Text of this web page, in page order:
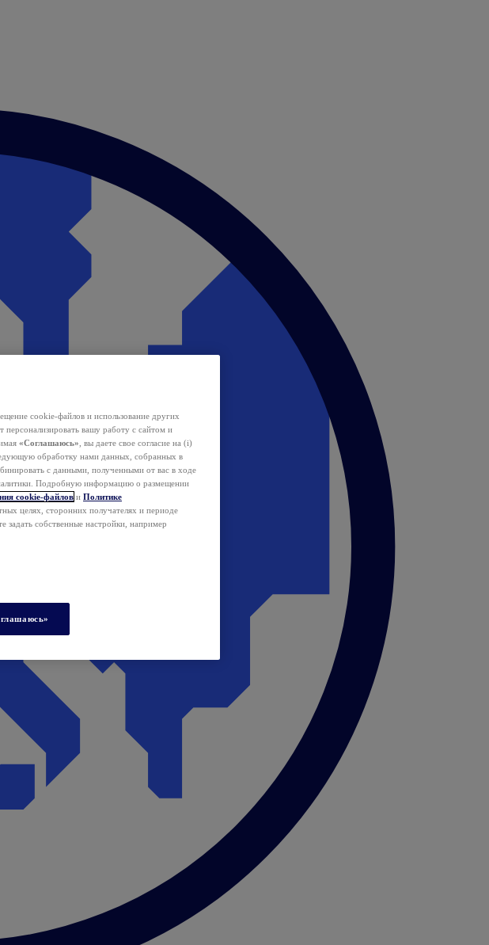
cookie-файлов и использование других
вашу работу с сайтом и
«Соглашаюсь» , вы даете свое согласие на (i)
обработку нами данных, собранных в
с данными, полученными от вас в ходе
Подробную информацию о размещении
cookie-файлов и Политике
целях, сторонних получателях и периоде
собственные настройки, например